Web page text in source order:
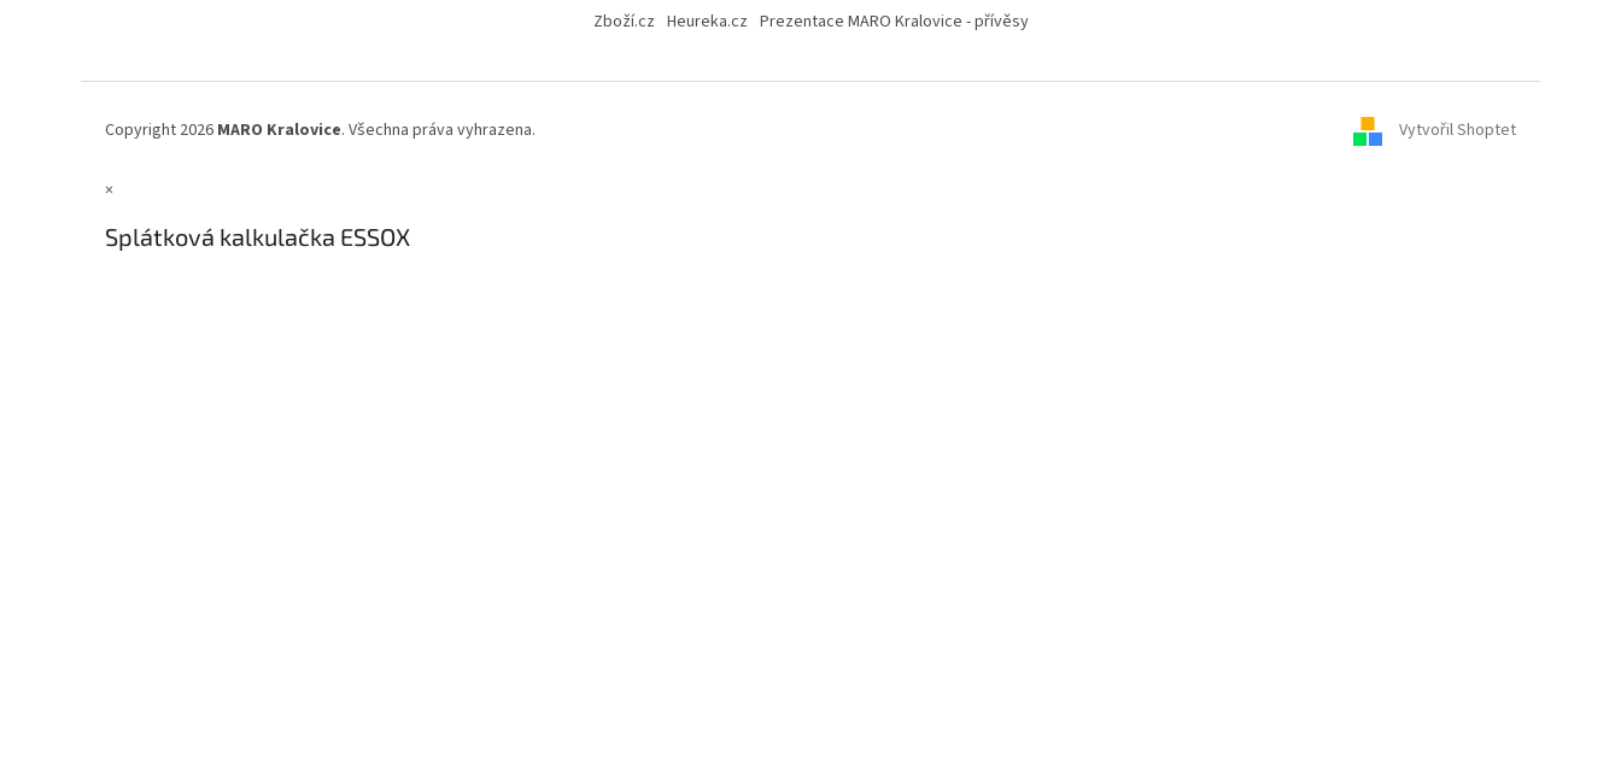
Zboží.cz Heureka.cz Prezentace MARO Kralovice - přívěsy
Vytvořil Shoptet
Copyright 2026 MARO Kralovice. Všechna práva vyhrazena.
×
Splátková kalkulačka ESSOX